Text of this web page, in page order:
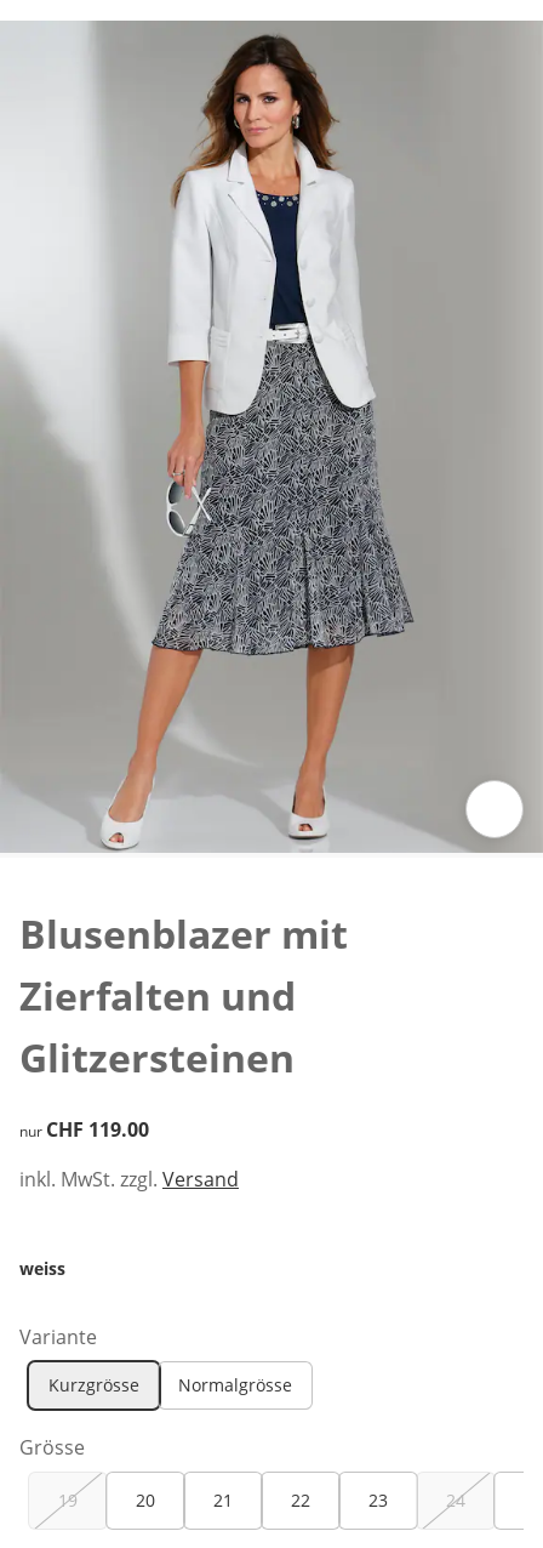
Blusenblazer mit
Zierfalten und
Glitzersteinen
CHF 119.00
nur CHF 119.00
inkl. MwSt. zzgl. Versand
weiss
Variante
Kurzgrösse Normalgrösse
Grösse
19 20 21 22 23 24